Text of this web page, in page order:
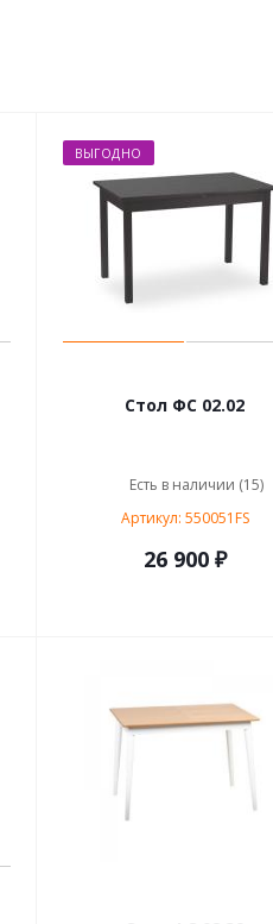
ВЫГОДНО
Стол ФС 02.02
Есть в наличии (15)
Артикул: 550051FS
26 900 ₽